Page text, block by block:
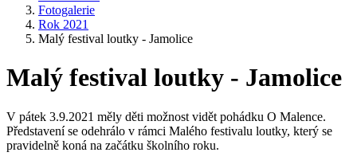
Fotogalerie
Rok 2021
Malý festival loutky - Jamolice
Malý festival loutky - Jamolice
V pátek 3.9.2021 měly děti možnost vidět pohádku O Malence.
Představení se odehrálo v rámci Malého festivalu loutky, který se
pravidelně koná na začátku školního roku.